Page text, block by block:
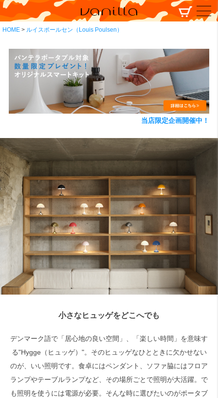
HOME ルイスポールセン（Louis Poulsen）
検索
当店限定企画開催中！
小さなヒュッゲをどこへでも
デンマーク語で「居心地の良い空間」、「楽しい時間」を意味す
る"Hygge（ヒュッゲ）"。そのヒュッゲなひとときに欠かせない
のが、いい照明です。食卓にはペンダント、ソファ脇にはフロア
ランプやテーブルランプなど、その場所ごとで照明が大活躍。で
も照明を使うには電源が必要。そんな時に選びたいのがポータブ